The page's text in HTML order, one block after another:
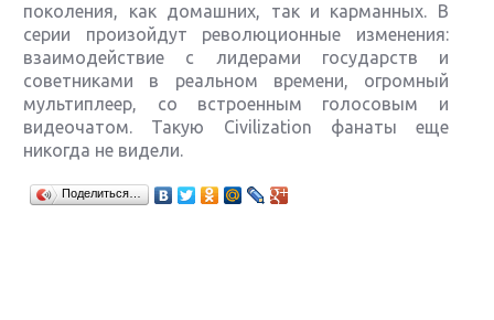
поколения, как домашних, так и карманных. В
серии произойдут революционные изменения:
взаимодействие с лидерами государств и
советниками в реальном времени, огромный
мультиплеер, со встроенным голосовым и
видеочатом. Такую Civilization фанаты еще
никогда не видели.
Поделиться…
Крупнейшие релизы мая: Nintendo, Microsoft и
Sony